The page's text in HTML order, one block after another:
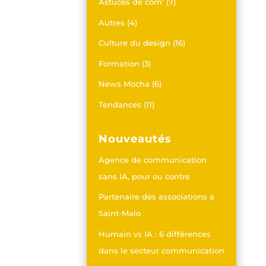
Autres (4)
Culture du design (16)
Formation (3)
News Mocha (6)
Tendances (11)
Nouveautés
Agence de communication
sans IA, pour ou contre
Partenaire des associations à
Saint-Malo
Humain vs IA : 6 différences
dans le secteur communication